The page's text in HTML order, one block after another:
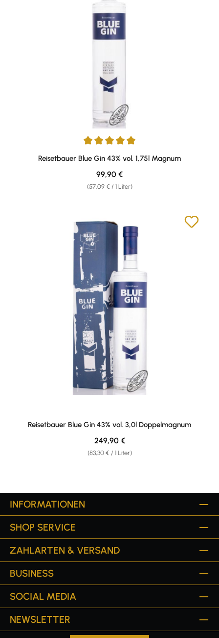
Durchschnittliche Bewertung von 5 von 5 Sternen
Reisetbauer Blue Gin 43% vol. 1,75l Magnum
(57,09 € / 1 Liter)
Regulärer Preis:
99,90 €
Reisetbauer Blue Gin 43% vol. 3,0l Doppelmagnum
(83,30 € / 1 Liter)
Regulärer Preis:
249,90 €
INFORMATIONEN
SHOP SERVICE
ZAHLARTEN & VERSAND
BUSINESS
SOCIAL MEDIA
NEWSLETTER